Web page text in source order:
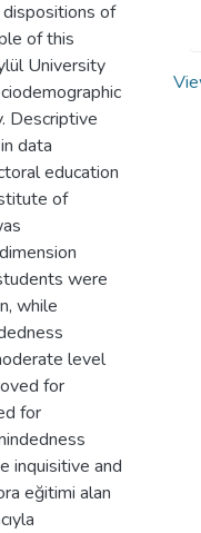
of
of this
University
Descriptive
data
education
of
were
while
level
for
for
inquisitive and
eğitimi alan